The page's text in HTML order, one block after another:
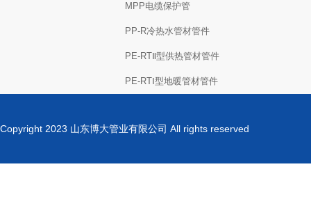
MPP电缆保护管
PP-R冷热水管材管件
PE-RTⅡ型供热管材管件
PE-RTⅠ型地暖管材管件
Copyright 2023 山东博大管业有限公司 All rights reserved